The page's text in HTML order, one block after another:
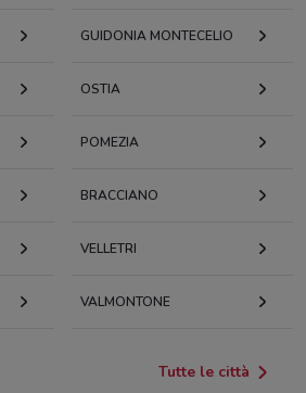
GUIDONIA MONTECELIO
OSTIA
POMEZIA
BRACCIANO
VELLETRI
VALMONTONE
Tutte le città